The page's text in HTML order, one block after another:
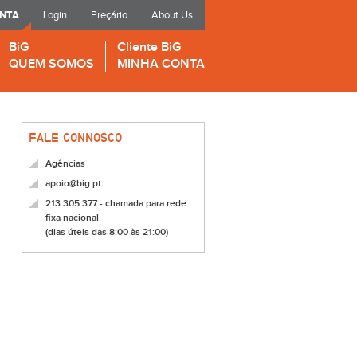
Login Preçário About Us
BiG
QUEM SOMOS
Cliente BiG
MINHA CONTA
FALE CONNOSCO
Agências
apoio@big.pt
213 305 377 - chamada para rede
fixa nacional
(dias úteis das 8:00 às 21:00)